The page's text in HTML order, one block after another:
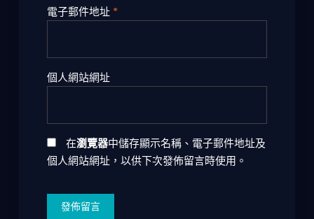
電子郵件地址 *
個人網站網址
在瀏覽器中儲存顯示名稱、電子郵件地址及
個人網站網址，以供下次發佈留言時使用。